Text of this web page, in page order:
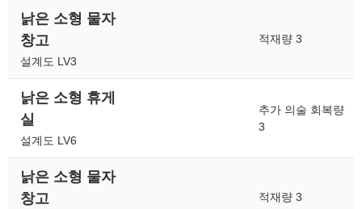
낡은 소형 물자
창고
설계도 LV3
적재량 3
낡은 소형 휴게
실
설계도 LV6
추가 의술 회복량
3
낡은 소형 물자
창고
적재량 3